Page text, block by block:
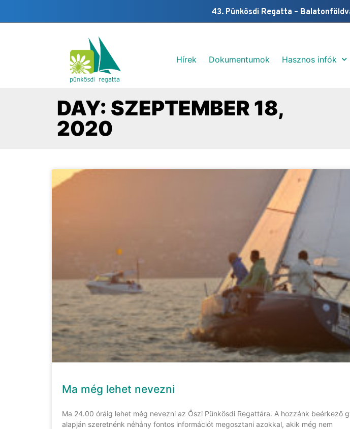
43. Pünkösdi Regatta –
Hírek Dokumentumok Hasznos infók
DAY: SZEPTEMBER 18,
2020
Ma még lehet nevezni
Ma 24.00 óráig lehet még nevezni az Őszi Pünkösdi Regattára. A hozzánk beérkező
alapján szeretnénk néhány fontos információt megosztani azokkal, akik még nem